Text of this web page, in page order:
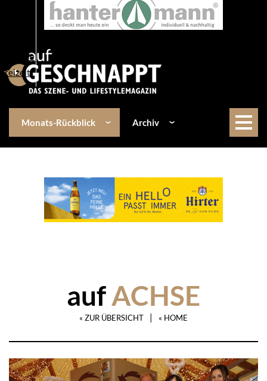
Lifestyle
Freizeit
Monats-Rückblick Archiv
aufACHSE
« ZUR ÜBERSICHT | « HOME